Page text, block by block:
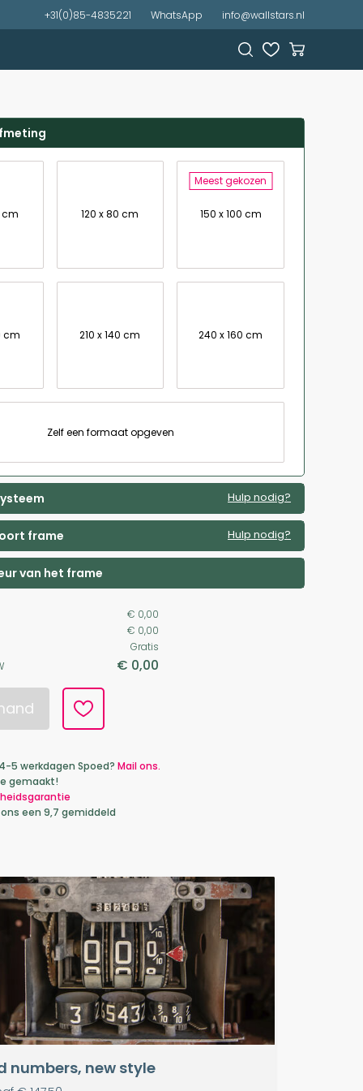
+31(0)85-4835221 WhatsApp info@wallstars.nl
cm 120 x 80 cm
Meest gekozen
150 x 100 cm
cm 210 x 140 cm 240 x 160 cm
Zelf een formaat opgeven
Hulp nodig?
frame Hulp nodig?
van het frame
€ 0,00
€ 0,00
Gratis
€ 0,00
5 werkdagen Spoed? Mail ons.
gemaakt!
een 9,7 gemiddeld
numbers, new style